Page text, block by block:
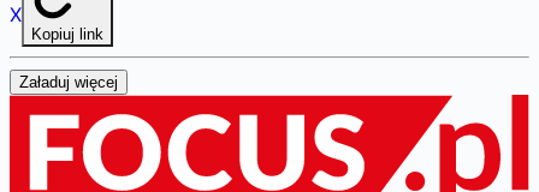
X
Kopiuj link
Załaduj więcej